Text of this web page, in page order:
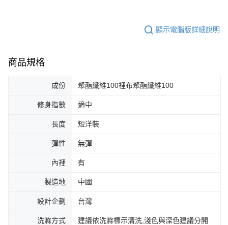
顯示電腦版詳細說明
商品規格
成份 聚酯纖維100裡布聚酯纖維100
修身指數 適中
長度 短洋裝
彈性 無彈
內裡 有
製造地 中國
設計企劃 台灣
洗滌方式
建議依洗滌標示清洗,淺色與深色建議分開